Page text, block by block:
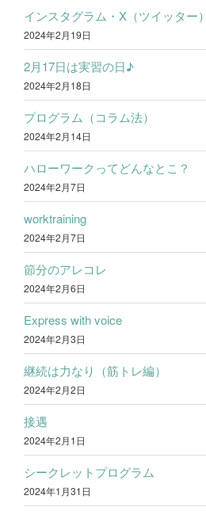
インスタグラム・X（ツイッター
2024年2月19日
2月17日は実習の日♪
2024年2月18日
プログラム（コラム法）
2024年2月14日
ハローワークってどんなとこ？
2024年2月7日
worktraining
2024年2月7日
節分のアレコレ
2024年2月6日
Express with voice
2024年2月3日
継続は力なり（筋トレ編）
2024年2月2日
接遇
2024年2月1日
シークレットプログラム
2024年1月31日